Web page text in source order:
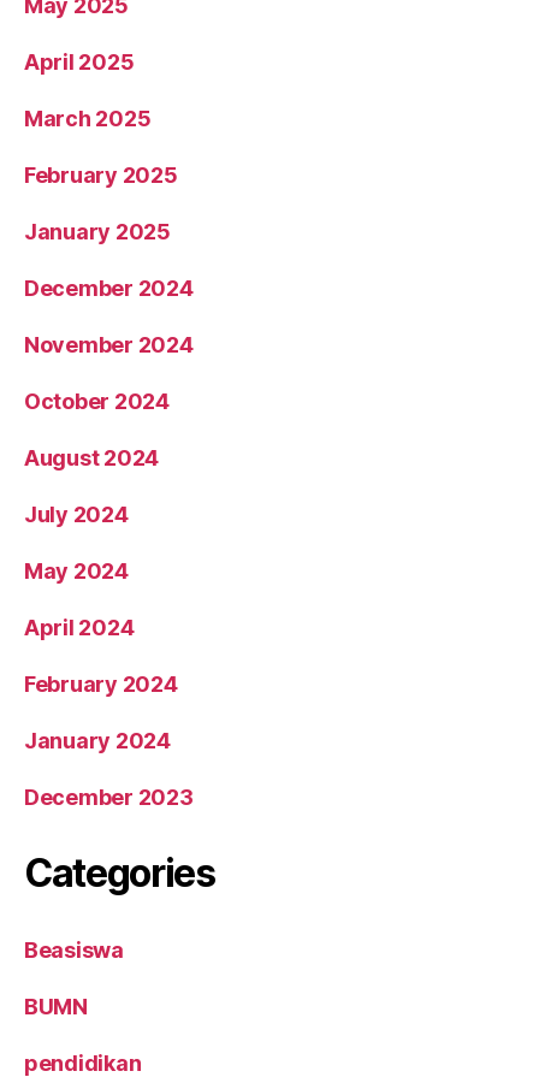
May 2025
April 2025
March 2025
February 2025
January 2025
December 2024
November 2024
October 2024
August 2024
July 2024
May 2024
April 2024
February 2024
January 2024
December 2023
Categories
Beasiswa
BUMN
pendidikan